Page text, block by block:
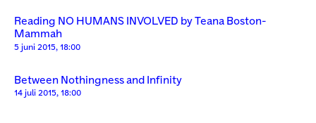
Reading NO HUMANS INVOLVED by Teana Boston-
Mammah
5 juni 2015, 18:00
Between Nothingness and Infinity
14 juli 2015, 18:00